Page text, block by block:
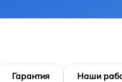
Гарантия Наши